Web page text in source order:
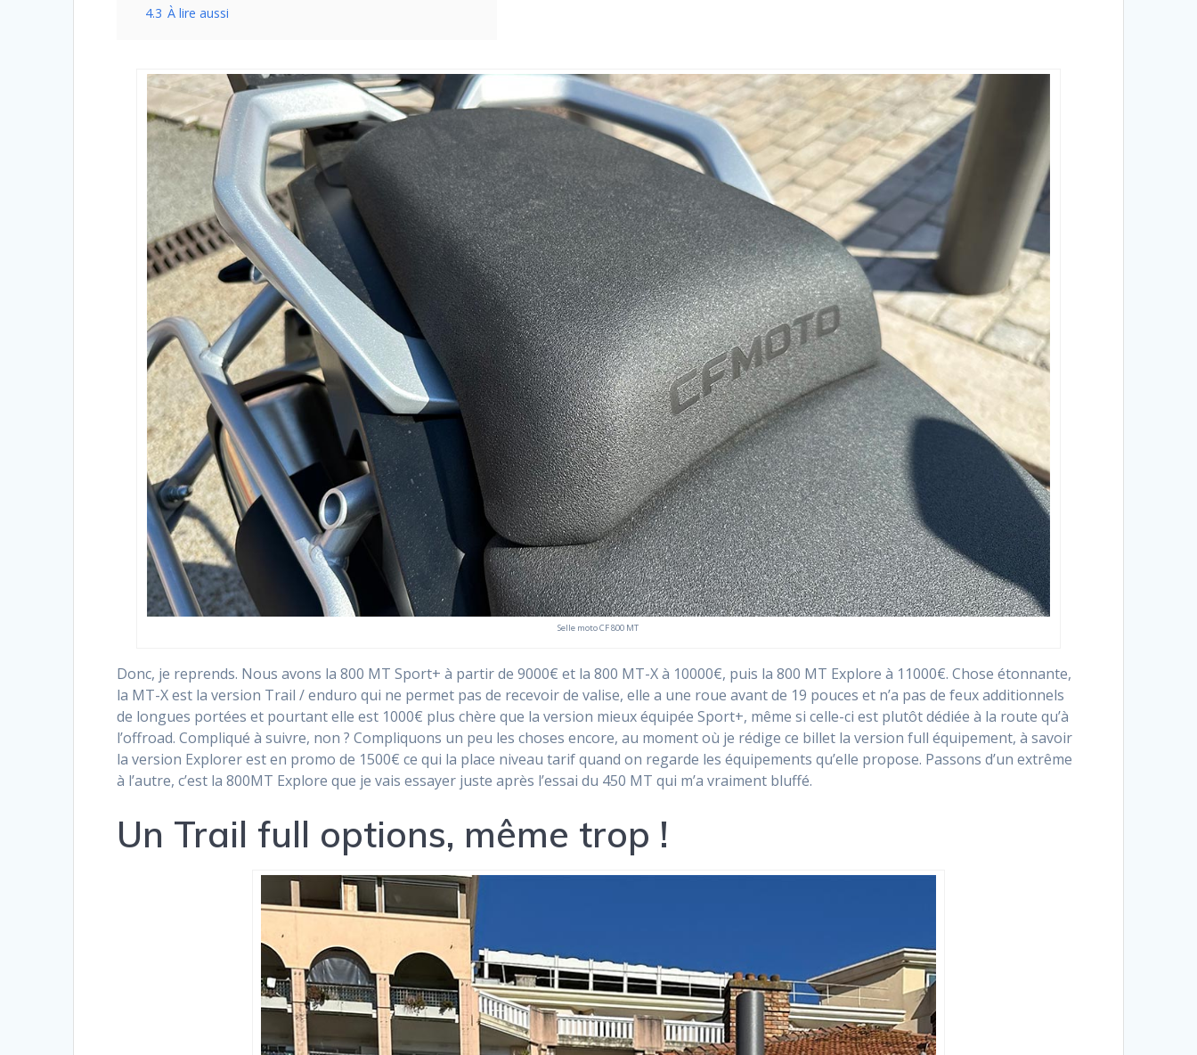
4.3 À lire aussi
Selle moto CF 800 MT
Donc, je reprends. Nous avons la 800 MT Sport+ à partir de 9000€ et la 800 MT-X à 10000€, puis la 800 MT Explore à 11000€. Chose étonnante,
la MT-X est la version Trail / enduro qui ne permet pas de recevoir de valise, elle a une roue avant de 19 pouces et n’a pas de feux additionnels
de longues portées et pourtant elle est 1000€ plus chère que la version mieux équipée Sport+, même si celle-ci est plutôt dédiée à la route qu’à
l’offroad. Compliqué à suivre, non ? Compliquons un peu les choses encore, au moment où je rédige ce billet la version full équipement, à savoir
la version Explorer est en promo de 1500€ ce qui la place niveau tarif quand on regarde les équipements qu’elle propose. Passons d’un extrême
à l’autre, c’est la 800MT Explore que je vais essayer juste après l’essai du 450 MT qui m’a vraiment bluffé.
Un Trail full options, même trop !